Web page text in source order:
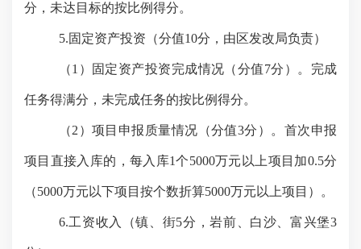
分，未达目标的按比例得分。
5.固定资产投资（分值10分，由区发改局负责）
（1）固定资产投资完成情况（分值7分）。完成
任务得满分，未完成任务的按比例得分。
（2）项目申报质量情况（分值3分）。首次申报
项目直接入库的，每入库1个5000万元以上项目加0.5分
（5000万元以下项目按个数折算5000万元以上项目）。
6.工资收入（镇、街5分，岩前、白沙、富兴堡3